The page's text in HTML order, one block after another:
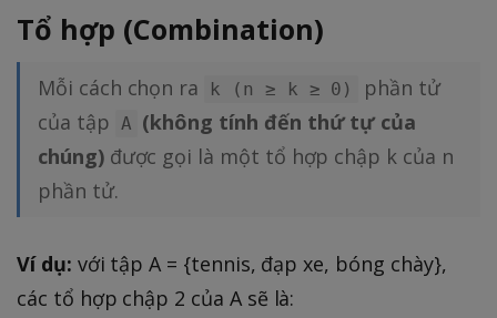
Tổ hợp (Combination)
Mỗi cách chọn ra k (n ≥ k ≥ 0)
phần tử
của tập
A (không tính đến thứ tự của
chúng)được gọi là một tổ hợp chập k của n
phần tử.
Ví dụ: với tập A = {tennis, đạp xe, bóng chày},
các tổ hợp chập 2 của A sẽ là: